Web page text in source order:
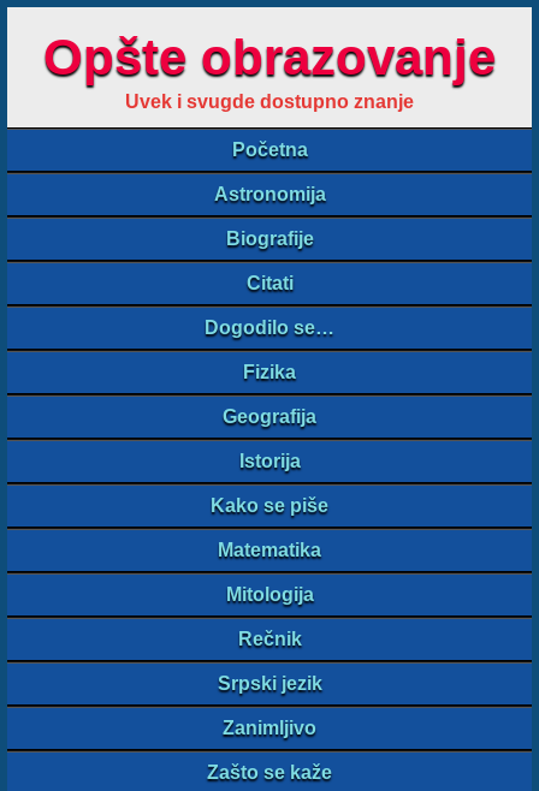
Opšte obrazovanje
Uvek i svugde dostupno znanje
Početna
Astronomija
Biografije
Citati
Dogodilo se…
Fizika
Geografija
Istorija
Kako se piše
Matematika
Mitologija
Rečnik
Srpski jezik
Zanimljivo
Zašto se kaže